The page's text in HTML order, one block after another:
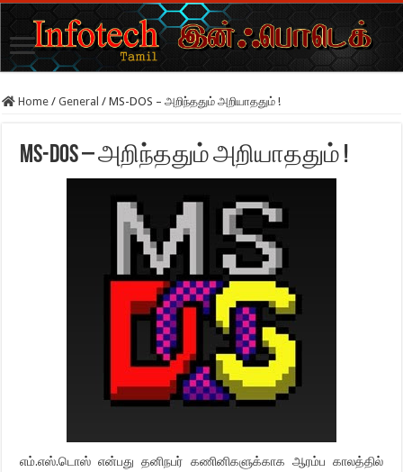
Home / General / MS-DOS – அறிந்ததும் அறியாததும் !
MS-DOS – அறிந்ததும் அறியாததும் !
எம்.எஸ்.டொஸ் என்பது தனிநபர் கணினிகளுக்காக ஆரம்ப காலத்தில்